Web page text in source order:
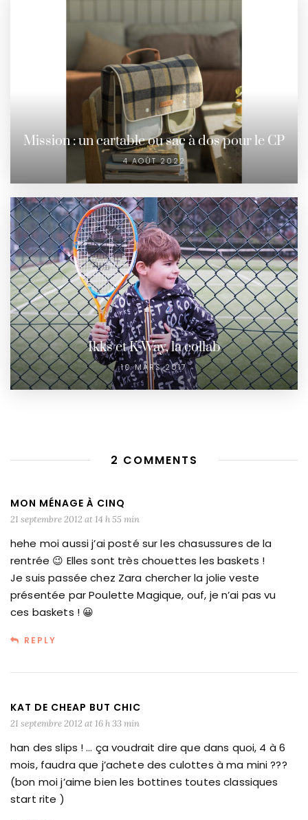
Mission : un cartable ou sac à dos pour le CP
4 AOÛT 2022
Ikks et K-Way, la collab
10 MARS 2017
2 COMMENTS
MON MÉNAGE À CINQ
21 septembre 2012 at 14 h 55 min
hehe moi aussi j’ai posté sur les chasussures de la
rentrée 😉 Elles sont très chouettes les baskets !
Je suis passée chez Zara chercher la jolie veste
présentée par Poulette Magique, ouf, je n’ai pas vu
ces baskets ! 😀
REPLY
KAT DE CHEAP BUT CHIC
21 septembre 2012 at 16 h 33 min
han des slips ! … ça voudrait dire que dans quoi, 4 à 6
mois, faudra que j’achete des culottes à ma mini ???
(bon moi j’aime bien les bottines toutes classiques
start rite )